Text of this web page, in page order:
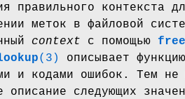
правильного контекста
меток в файловой
context с помощью
(3)
описывает
и кодами ошибок. Тем
описание следующих